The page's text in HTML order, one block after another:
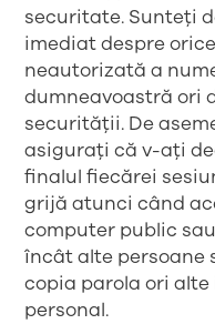
securitate. Sunteți
imediat despre
neautorizată a
dumneavoastră ori
securității. De
asigurați că v-ați
finalul fiecărei
grijă atunci când
computer public
încât alte persoane
copia parola ori
personal.